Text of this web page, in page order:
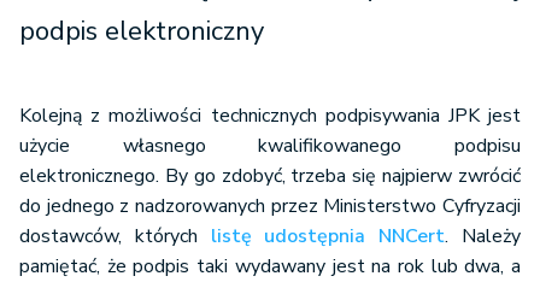
podpis elektroniczny
Kolejną z możliwości technicznych podpisywania JPK jest
użycie własnego kwalifikowanego podpisu
elektronicznego. By go zdobyć, trzeba się najpierw zwrócić
do jednego z nadzorowanych przez Ministerstwo Cyfryzacji
dostawców, których listę udostępnia NNCert. Należy
pamiętać, że podpis taki wydawany jest na rok lub dwa, a